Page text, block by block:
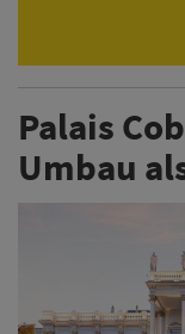
Palais
Umbau